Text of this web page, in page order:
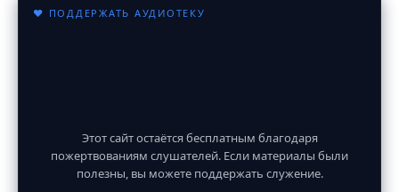
♥ ПОДДЕРЖАТЬ АУДИОТЕКУ
Этот сайт остаётся бесплатным благодаря
пожертвованиям слушателей. Если материалы были
полезны, вы можете поддержать служение.